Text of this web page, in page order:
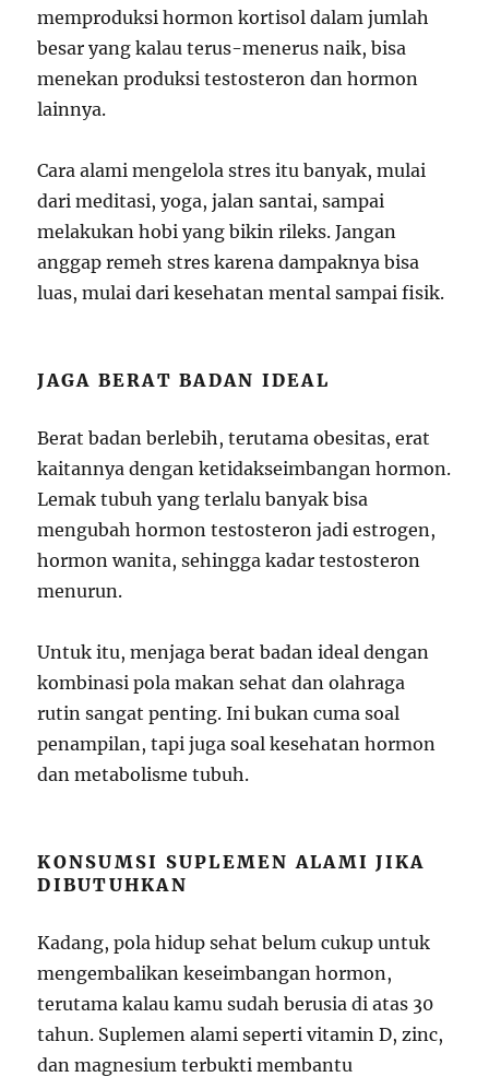
memproduksi hormon kortisol dalam jumlah
besar yang kalau terus-menerus naik, bisa
menekan produksi testosteron dan hormon
lainnya.
Cara alami mengelola stres itu banyak, mulai
dari meditasi, yoga, jalan santai, sampai
melakukan hobi yang bikin rileks. Jangan
anggap remeh stres karena dampaknya bisa
luas, mulai dari kesehatan mental sampai fisik.
JAGA BERAT BADAN IDEAL
Berat badan berlebih, terutama obesitas, erat
kaitannya dengan ketidakseimbangan hormon.
Lemak tubuh yang terlalu banyak bisa
mengubah hormon testosteron jadi estrogen,
hormon wanita, sehingga kadar testosteron
menurun.
Untuk itu, menjaga berat badan ideal dengan
kombinasi pola makan sehat dan olahraga
rutin sangat penting. Ini bukan cuma soal
penampilan, tapi juga soal kesehatan hormon
dan metabolisme tubuh.
KONSUMSI SUPLEMEN ALAMI JIKA
DIBUTUHKAN
Kadang, pola hidup sehat belum cukup untuk
mengembalikan keseimbangan hormon,
terutama kalau kamu sudah berusia di atas 30
tahun. Suplemen alami seperti vitamin D, zinc,
dan magnesium terbukti membantu